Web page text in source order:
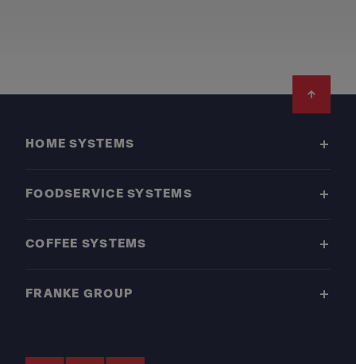
HOME SYSTEMS
FOODSERVICE SYSTEMS
COFFEE SYSTEMS
FRANKE GROUP